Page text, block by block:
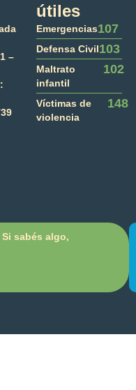
–
útiles
Emergencias107
Defensa Civil103
Maltrato
infantil
102
Víctimas de
violencia
148
sabés algo,